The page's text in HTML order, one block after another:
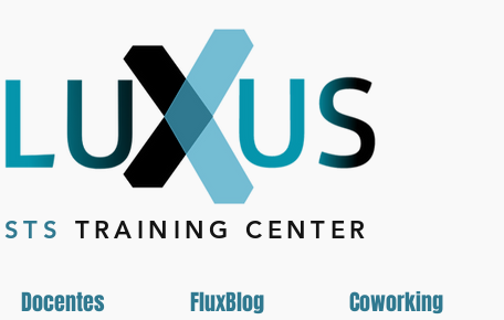
STS TRAINING CENTER
Docentes FluxBlog Coworking